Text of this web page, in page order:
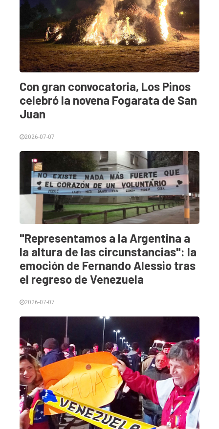
Con gran convocatoria, Los Pinos
celebró la novena Fogarata de San
Juan
2026-07-07
"Representamos a la Argentina a
la altura de las circunstancias": la
emoción de Fernando Alessio tras
el regreso de Venezuela
2026-07-07